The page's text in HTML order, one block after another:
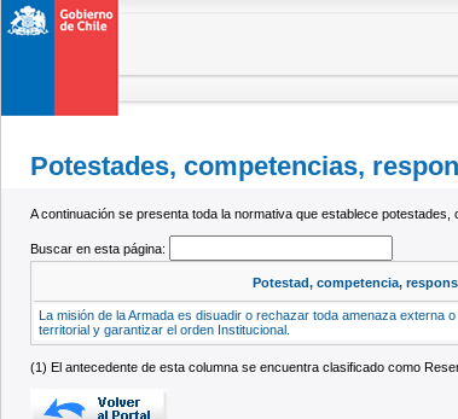
Potestades, competencias,
A continuación se presenta toda la normativa que establece
Buscar en esta página:
Potestad, competencia,
La misión de la Armada es disuadir o rechazar toda amenaza externa
territorial y garantizar el orden Institucional.
(1) El antecedente de esta columna se encuentra clasificado como